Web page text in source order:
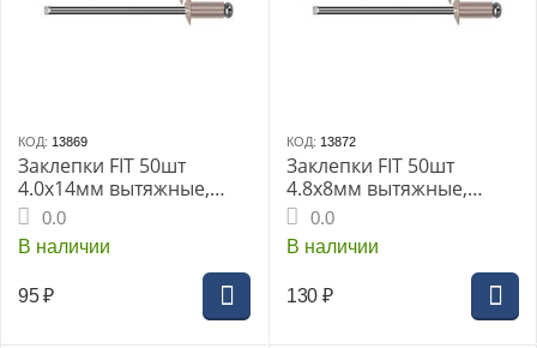
КОД: 13869
Заклепки FIT 50шт
4.0х14мм вытяжные,
алюминиевые (MU)
(23744дi)
0.0
В наличии
95 ₽
КОД: 13872
Заклепки FIT 50шт
4.8x8мм вытяжные,
алюминиевые (MU)
(23758дi)
0.0
В наличии
130 ₽